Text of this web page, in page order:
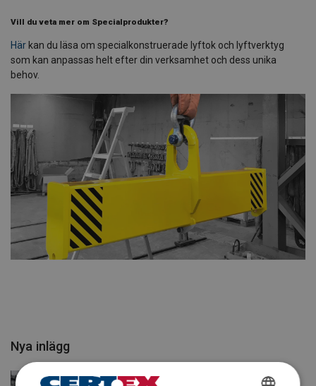
Vill du veta mer om Specialprodukter?
Här kan du läsa om specialkonstruerade lyftok och lyftverktyg
som kan anpassas helt efter din verksamhet och dess unika
behov.
Nya inlägg
Kvalitetssäkring i varje steg: Så säkerställer